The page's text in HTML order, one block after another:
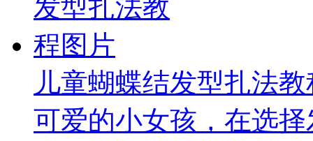
儿童蝴蝶结发型扎法
可爱的小女孩，在选